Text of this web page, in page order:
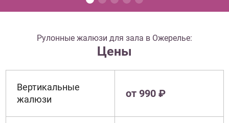
Рулонные жалюзи для зала в Ожерелье:
Цены
Вертикальные
жалюзи
от 990 ₽